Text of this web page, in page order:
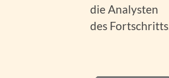
die Analysten
des Fortschritts.